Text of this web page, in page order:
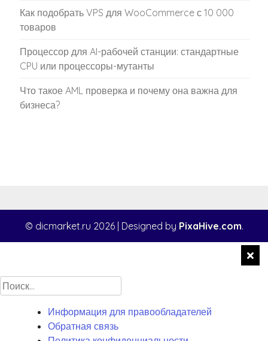
Как подобрать VPS для WooCommerce с 10 000
товаров
Процессор для AI-рабочей станции: стандартные
CPU или процессоры-мутанты
Что такое AML проверка и почему она важна для
бизнеса?
© dicmarket.ru 2026 | Designed by PixaHive.com.
Найти:
Информация для правообладателей
Обратная связь